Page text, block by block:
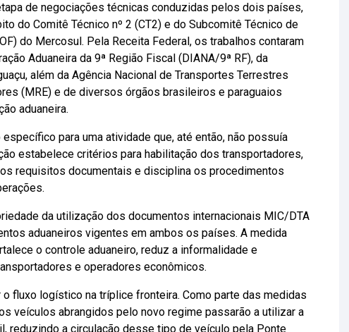
de negociações técnicas conduzidas pelos dois países,
do Comitê Técnico nº 2 (CT2) e do Subcomitê Técnico de
do Mercosul. Pela Receita Federal, os trabalhos contaram
Aduaneira da 9ª Região Fiscal (DIANA/9ª RF), da
além da Agência Nacional de Transportes Terrestres
(MRE) e de diversos órgãos brasileiros e paraguaios
aduaneira.
para uma atividade que, até então, não possuía
estabelece critérios para habilitação dos transportadores,
requisitos documentais e disciplina os procedimentos
da utilização dos documentos internacionais MIC/DTA
aduaneiros vigentes em ambos os países. A medida
o controle aduaneiro, reduz a informalidade e
e operadores econômicos.
fluxo logístico na tríplice fronteira. Como parte das medidas
veículos abrangidos pelo novo regime passarão a utilizar a
reduzindo a circulação desse tipo de veículo pela Ponte